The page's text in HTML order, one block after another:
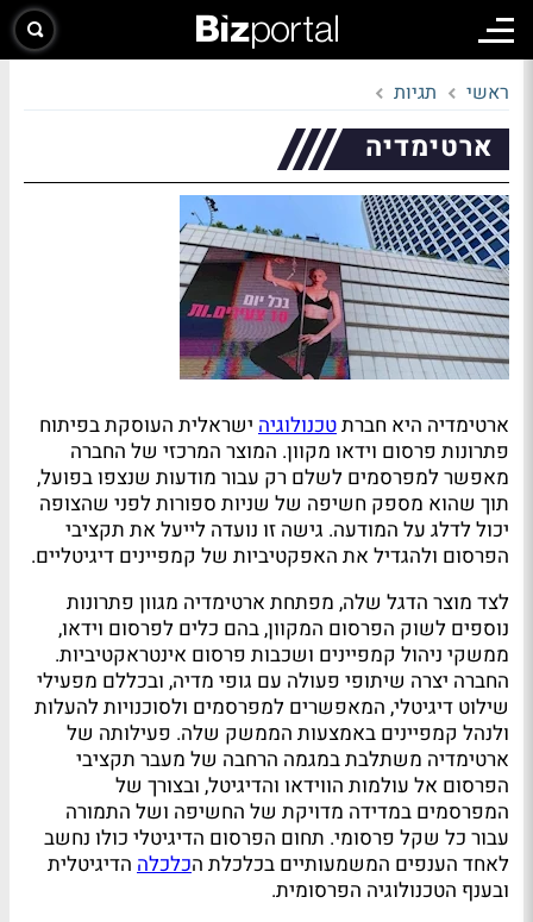
ראשי תגיות
ארטימדיה
ארטימדיה היא חברתטכנולוגיה ישראלית העוסקת בפיתוח
פתרונות פרסום וידאו מקוון. המוצר המרכזי של החברה
מאפשר למפרסמים לשלם רק עבור מודעות שנצפו בפועל,
תוך שהוא מספק חשיפה של שניות ספורות לפני שהצופה
יכול לדלג על המודעה. גישה זו נועדה לייעל את תקציבי
הפרסום ולהגדיל את האפקטיביות של קמפיינים דיגיטליים.
לצד מוצר הדגל שלה, מפתחת ארטימדיה מגוון פתרונות
נוספים לשוק הפרסום המקוון, בהם כלים לפרסום וידאו,
ממשקי ניהול קמפיינים ושכבות פרסום אינטראקטיביות.
החברה יצרה שיתופי פעולה עם גופי מדיה, ובכללם מפעילי
שילוט דיגיטלי, המאפשרים למפרסמים ולסוכנויות להעלות
ולנהל קמפיינים באמצעות הממשק שלה. פעילותה של
ארטימדיה משתלבת במגמה הרחבה של מעבר תקציבי
הפרסום אל עולמות הווידאו והדיגיטל, ובצורך של
המפרסמים במדידה מדויקת של החשיפה ושל התמורה
עבור כל שקל פרסומי. תחום הפרסום הדיגיטלי כולו נחשב
לאחד הענפים המשמעותיים בכלכלת הכלכלה הדיגיטלית
ובענף הטכנולוגיה הפרסומית.